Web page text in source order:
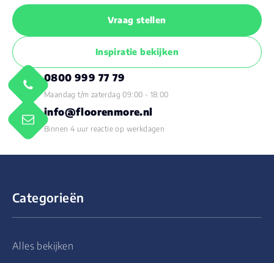
Vraag stellen
Inspiratie bekijken
0800 999 77 79
Maandag t/m zaterdag 09:00 - 18:00
info@floorenmore.nl
Binnen 4 uur reactie op werkdagen
Categorieën
Alles bekijken